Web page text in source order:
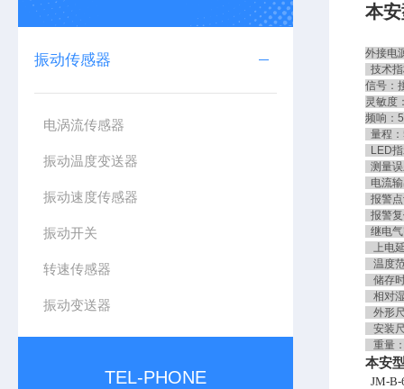
振动传感器
电涡流传感器
振动温度变送器
振动速度传感器
振动开关
转速传感器
振动变送器
TEL-PHONE
本
外接电
技术
信号：
灵敏度
频响：
量程
LED
测量
电流
报警
报警
继电
上电
温度
储存
相对
外形
安装
重量
本安
JM-B-